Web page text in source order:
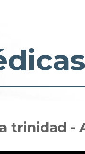
trinidad -